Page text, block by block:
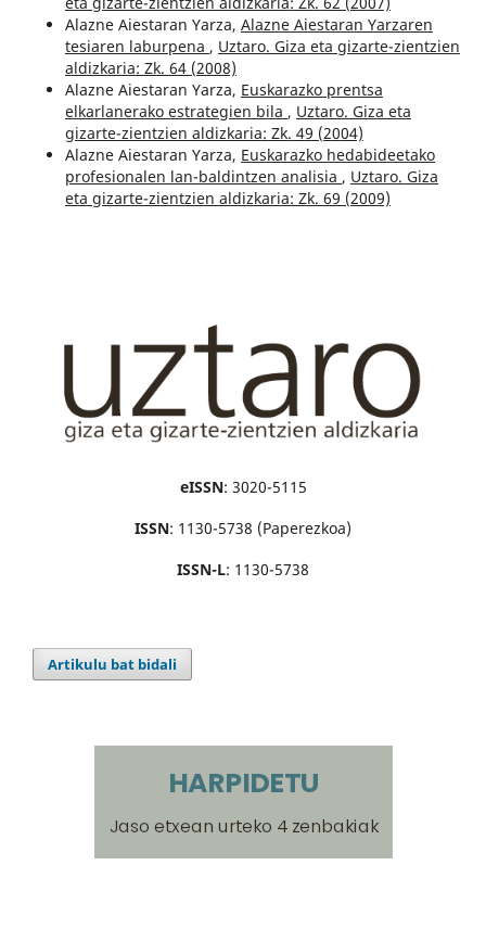
Alazne Aiestaran Yarza, Alazne Aiestaran Yarzaren
tesiaren laburpena , Uztaro. Giza eta gizarte-zientzien
aldizkaria: Zk. 64 (2008)
Alazne Aiestaran Yarza, Euskarazko prentsa
elkarlanerako estrategien bila , Uztaro. Giza eta
gizarte-zientzien aldizkaria: Zk. 49 (2004)
Alazne Aiestaran Yarza, Euskarazko hedabideetako
profesionalen lan-baldintzen analisia , Uztaro. Giza
eta gizarte-zientzien aldizkaria: Zk. 69 (2009)
eISSN: 3020-5115
ISSN: 1130-5738 (Paperezkoa)
ISSN-L: 1130-5738
Artikulu bat bidali